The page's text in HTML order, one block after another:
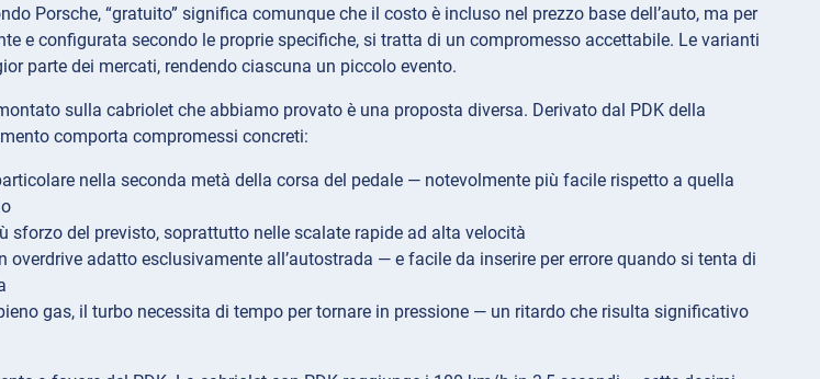
Porsche, “gratuito” significa comunque che il costo è incluso nel prezzo base dell’auto, ma per
e configurata secondo le proprie specifiche, si tratta di un compromesso accettabile. Le varianti
parte dei mercati, rendendo ciascuna un piccolo evento.
sulla cabriolet che abbiamo provato è una proposta diversa. Derivato dal PDK della
comporta compromessi concreti:
nella seconda metà della corsa del pedale — notevolmente più facile rispetto a quella
sforzo del previsto, soprattutto nelle scalate rapide ad alta velocità
adatto esclusivamente all’autostrada — e facile da inserire per errore quando si tenta di
gas, il turbo necessita di tempo per tornare in pressione — un ritardo che risulta significativo